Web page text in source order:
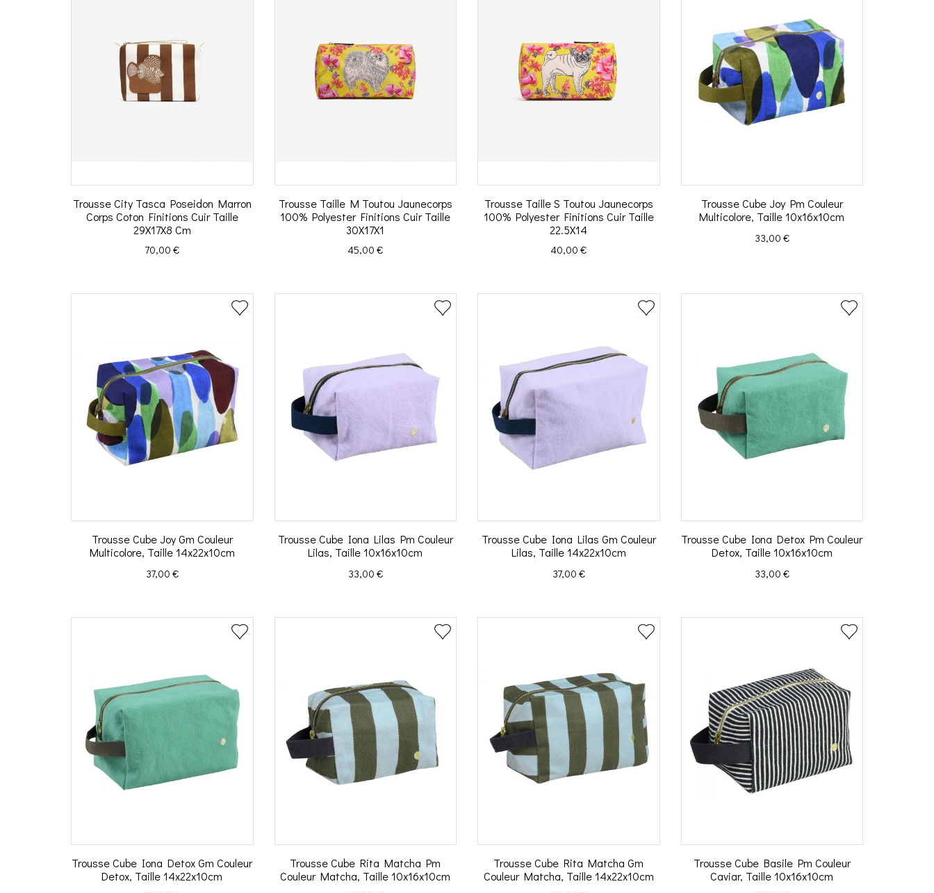
Trousse City Tasca Poseidon Marron
Corps Coton Finitions Cuir Taille
29X17X8 Cm
Prix
70,00 €
Trousse Taille M Toutou Jaunecorps
100% Polyester Finitions Cuir Taille
30X17X1
Prix
45,00 €
Trousse Taille S Toutou Jaunecorps
100% Polyester Finitions Cuir Taille
22.5X14
Prix
40,00 €
Trousse Cube Joy Pm Couleur
Multicolore, Taille 10x16x10cm
Prix
33,00 €
Trousse Cube Joy Gm Couleur
Multicolore, Taille 14x22x10cm
Prix
37,00 €
Trousse Cube Iona Lilas Pm Couleur
Lilas, Taille 10x16x10cm
Prix
33,00 €
Trousse Cube Iona Lilas Gm Couleur
Lilas, Taille 14x22x10cm
Prix
37,00 €
Trousse Cube Iona Detox Pm Couleur
Detox, Taille 10x16x10cm
Prix
33,00 €
Trousse Cube Iona Detox Gm Couleur
Detox, Taille 14x22x10cm
Trousse Cube Rita Matcha Pm
Couleur Matcha, Taille 10x16x10cm
Trousse Cube Rita Matcha Gm
Couleur Matcha, Taille 14x22x10cm
Trousse Cube Basile Pm Couleur
Caviar, Taille 10x16x10cm